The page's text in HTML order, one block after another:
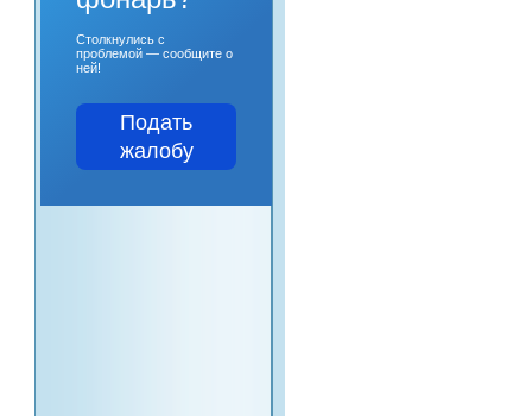
Столкнулись с
проблемой — сообщите о
ней!
Подать
жалобу